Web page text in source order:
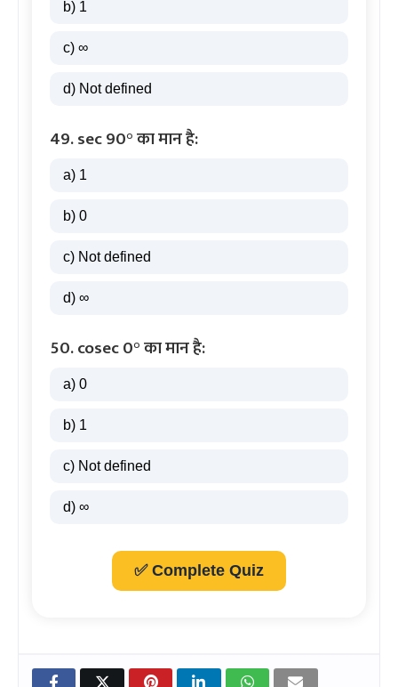
b) 1
c) ∞
d) Not defined
49. sec 90° का मान है:
a) 1
b) 0
c) Not defined
d) ∞
50. cosec 0° का मान है:
a) 0
b) 1
c) Not defined
d) ∞
✅ Complete Quiz